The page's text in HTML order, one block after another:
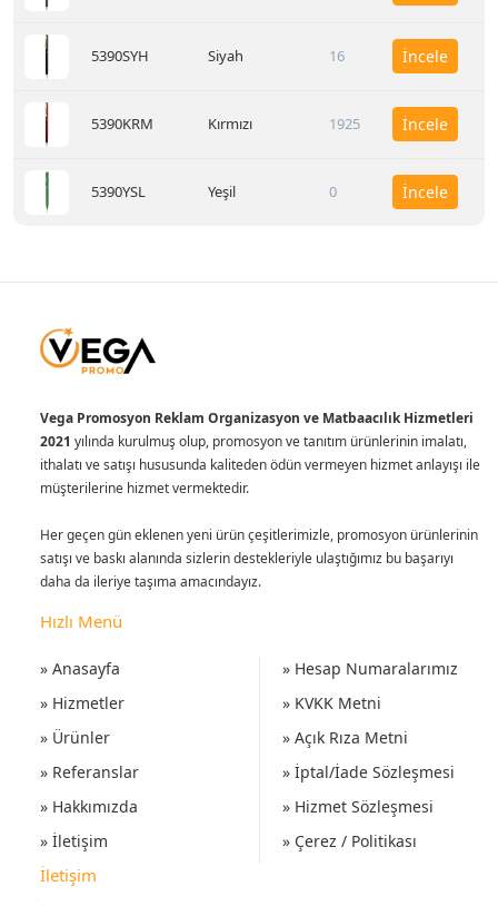
5390SYH Siyah 16 İncele
5390KRM Kırmızı 1925 İncele
5390YSL Yeşil 0 İncele
Vega Promosyon Reklam Organizasyon ve Matbaacılık Hizmetleri
2021 yılında kurulmuş olup, promosyon ve tanıtım ürünlerinin imalatı,
ithalatı ve satışı hususunda kaliteden ödün vermeyen hizmet anlayışı ile
müşterilerine hizmet vermektedir.
Her geçen gün eklenen yeni ürün çeşitlerimizle, promosyon ürünlerinin
satışı ve baskı alanında sizlerin destekleriyle ulaştığımız bu başarıyı
daha da ileriye taşıma amacındayız.
Hızlı Menü
» Anasayfa
» Hizmetler
» Ürünler
» Referanslar
» Hakkımızda
» İletişim
» Hesap Numaralarımız
» KVKK Metni
» Açık Rıza Metni
» İptal/İade Sözleşmesi
» Hizmet Sözleşmesi
» Çerez / Politikası
İletişim